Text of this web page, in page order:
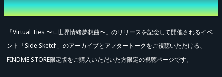
概要
「Virtual Ties 〜ヰ世界情緒夢想曲〜」のリリースを記念して開催されるイベ
ント「Side Sketch」のアーカイブとアフタートークをご視聴いただける、
FINDME STORE限定版をご購入いただいた方限定の視聴ページです。